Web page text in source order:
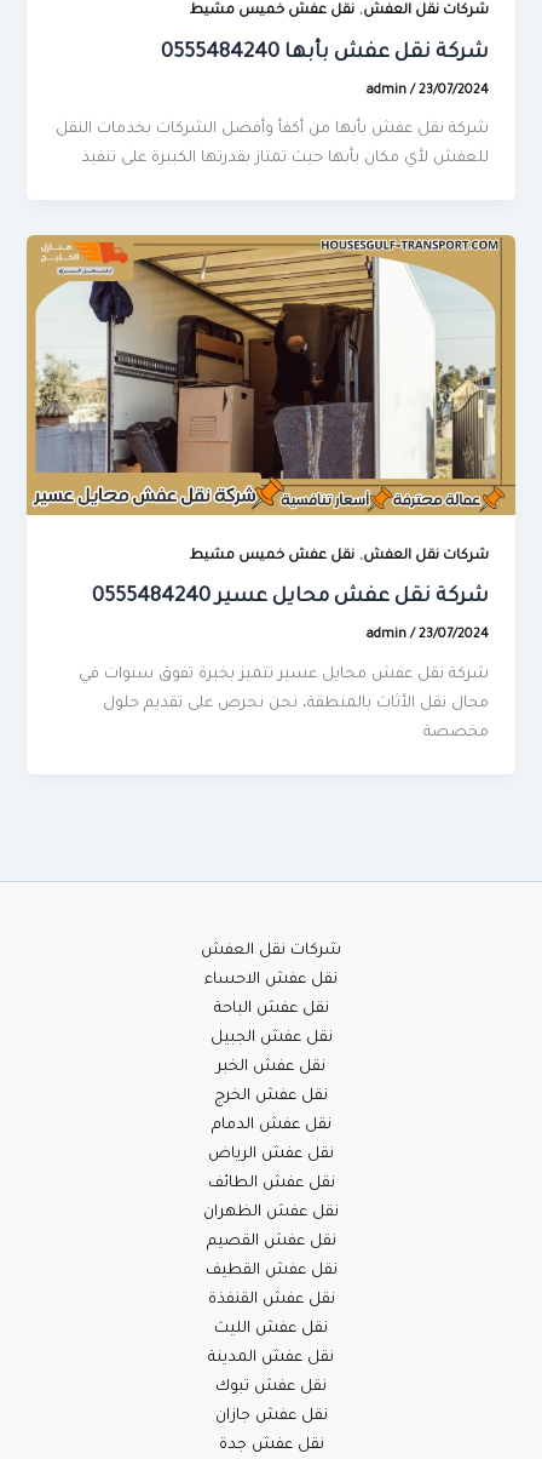
شركات نقل العفش,نقل عفش خميس مشيط
شركة نقل عفش بأبها 0555484240
admin/ 23/07/2024
شركة نقل عفش بأبها من أكفأ وأفضل الشركات بخدمات النقل
للعفش لأي مكان بأبها حيث تمتاز بقدرتها الكبيرة على تنفيذ
شركات نقل العفش,نقل عفش خميس مشيط
شركة نقل عفش محايل عسير 0555484240
admin/ 23/07/2024
شركة نقل عفش محايل عسير تتميز بخبرة تفوق سنوات في
مجال نقل الأثاث بالمنطقة، نحن نحرص على تقديم حلول
مخصصة
شركات نقل العفش
نقل عفش الاحساء
نقل عفش الباحة
نقل عفش الجبيل
نقل عفش الخبر
نقل عفش الخرج
نقل عفش الدمام
نقل عفش الرياض
نقل عفش الطائف
نقل عفش الظهران
نقل عفش القصيم
نقل عفش القطيف
نقل عفش القنفذة
نقل عفش الليث
نقل عفش المدينة
نقل عفش تبوك
نقل عفش جازان
نقل عفش جدة